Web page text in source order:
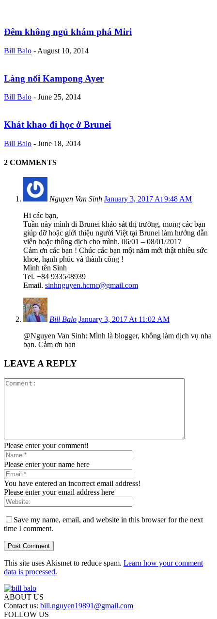
Đêm không ngủ khám phá Miri
Bill Balo - August 10, 2014
Làng nổi Kampong Ayer
Bill Balo - June 25, 2014
Khát khao đi học ở Brunei
Bill Balo - June 18, 2014
2 COMMENTS
Nguyen Van Sinh January 3, 2017 At 9:48 AM
Hi các bạn,
Tuần này mình đi Brunei khảo sát thị trường, mong các bạn
giúp đỡ hoặc giới thiệu người Việt tại Brunei làm hướng dẫn
viên hoặc thông dịch cho mình. 06/01 – 08/01/2017
Cảm ơn các bạn ! Chúc các bạn một năm mới thật nhiều sức
khoẻ, hạnh phúc và thành công !
Mình tên Sinh
Tel. +84 933548939
Email. sinhnguyen.hcmc@gmail.com
Bill Balo January 3, 2017 At 11:02 AM
@Nguyen Van Sinh: Mình là blogger, không làm dịch vụ nha
bạn. Cảm ơn bạn
LEAVE A REPLY
Please enter your comment!
Please enter your name here
You have entered an incorrect email address!
Please enter your email address here
Save my name, email, and website in this browser for the next
time I comment.
This site uses Akismet to reduce spam. Learn how your comment
data is processed.
ABOUT US
Contact us: bill.nguyen19891@gmail.com
FOLLOW US